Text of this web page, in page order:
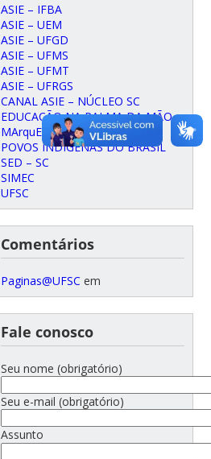
ASIE – IFBA
ASIE – UEM
ASIE – UFGD
ASIE – UFMS
ASIE – UFMT
ASIE – UFRGS
CANAL ASIE – NÚCLEO SC
EDUCAÇÃO NA PALMA DA MÃO
MArquE
POVOS INDÍGENAS DO BRASIL
SED – SC
SIMEC
UFSC
Comentários
Paginas@UFSC em
Fale conosco
Seu nome (obrigatório)
Seu e-mail (obrigatório)
Assunto